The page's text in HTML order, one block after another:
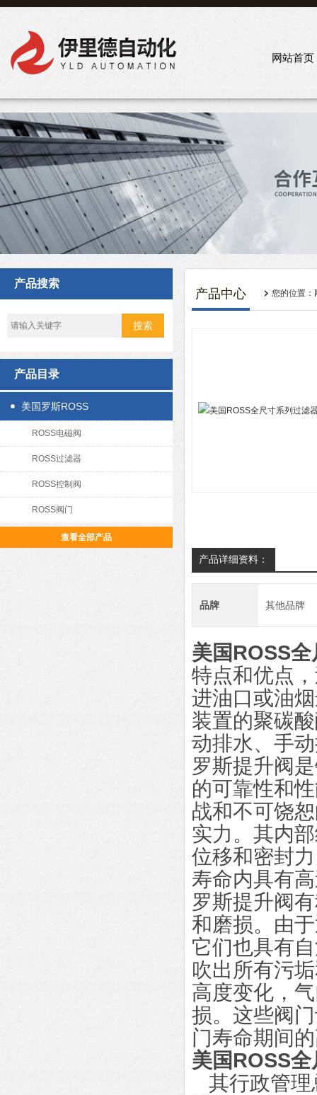
网站首页
产品搜索
产品目录
美国罗斯ROSS
ROSS电磁阀
ROSS过滤器
ROSS控制阀
ROSS阀门
查看全部产品
产品中心 您的位置：
产品详细资料：
品牌 其他品牌
美国ROSS
特点和优点
进油口或油
装置的聚碳
动排水、手
罗斯提升阀
的可靠性和
战和不可饶
实力。其内
位移和密封
寿命内具有
罗斯提升阀
和磨损。由
它们也具有
吹出所有污
高度变化，
损。这些阀
门寿命期间
美国ROSS
其行政管